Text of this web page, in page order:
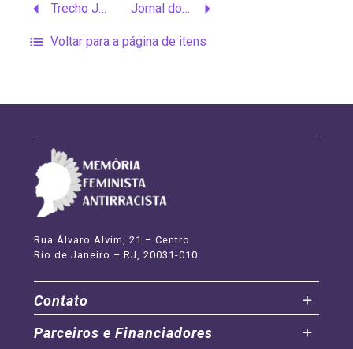
Trecho Jornal do Brasil Jornal do Guarda Chuva, Ano IV, Nº 37
Voltar para a página de itens
Rua Álvaro Alvim, 21 – Centro
Rio de Janeiro – RJ, 20031-010
Contato
Parceiros e Financiadores